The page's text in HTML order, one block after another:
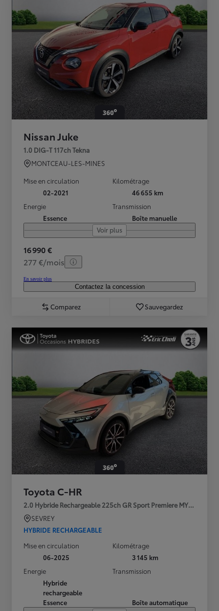
Nissan Juke
1.0 DIG-T 117ch Tekna
MONTCEAU-LES-MINES
Mise en circulation
02-2021
Kilométrage
46 655 km
Energie
Essence
Transmission
Boîte manuelle
Voir plus
16 990 €
277 €/mois
En savoir plus
Contactez la concession
Comparez Sauvegardez
Toyota C-HR
2.0 Hybride Rechargeable 225ch GR Sport Premiere MY25
SEVREY
HYBRIDE RECHARGEABLE
Mise en circulation
06-2025
Kilométrage
3 145 km
Energie
Hybride
rechargeable
Essence
Transmission
Boîte automatique